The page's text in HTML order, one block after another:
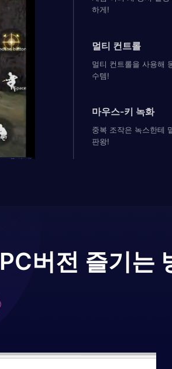
하게!
멀티 컨트롤
멀티 컨트롤을 사용해
수템!
마우스-키 녹화
중복 조작은 녹스한테
판왕!
PC버전 즐기는